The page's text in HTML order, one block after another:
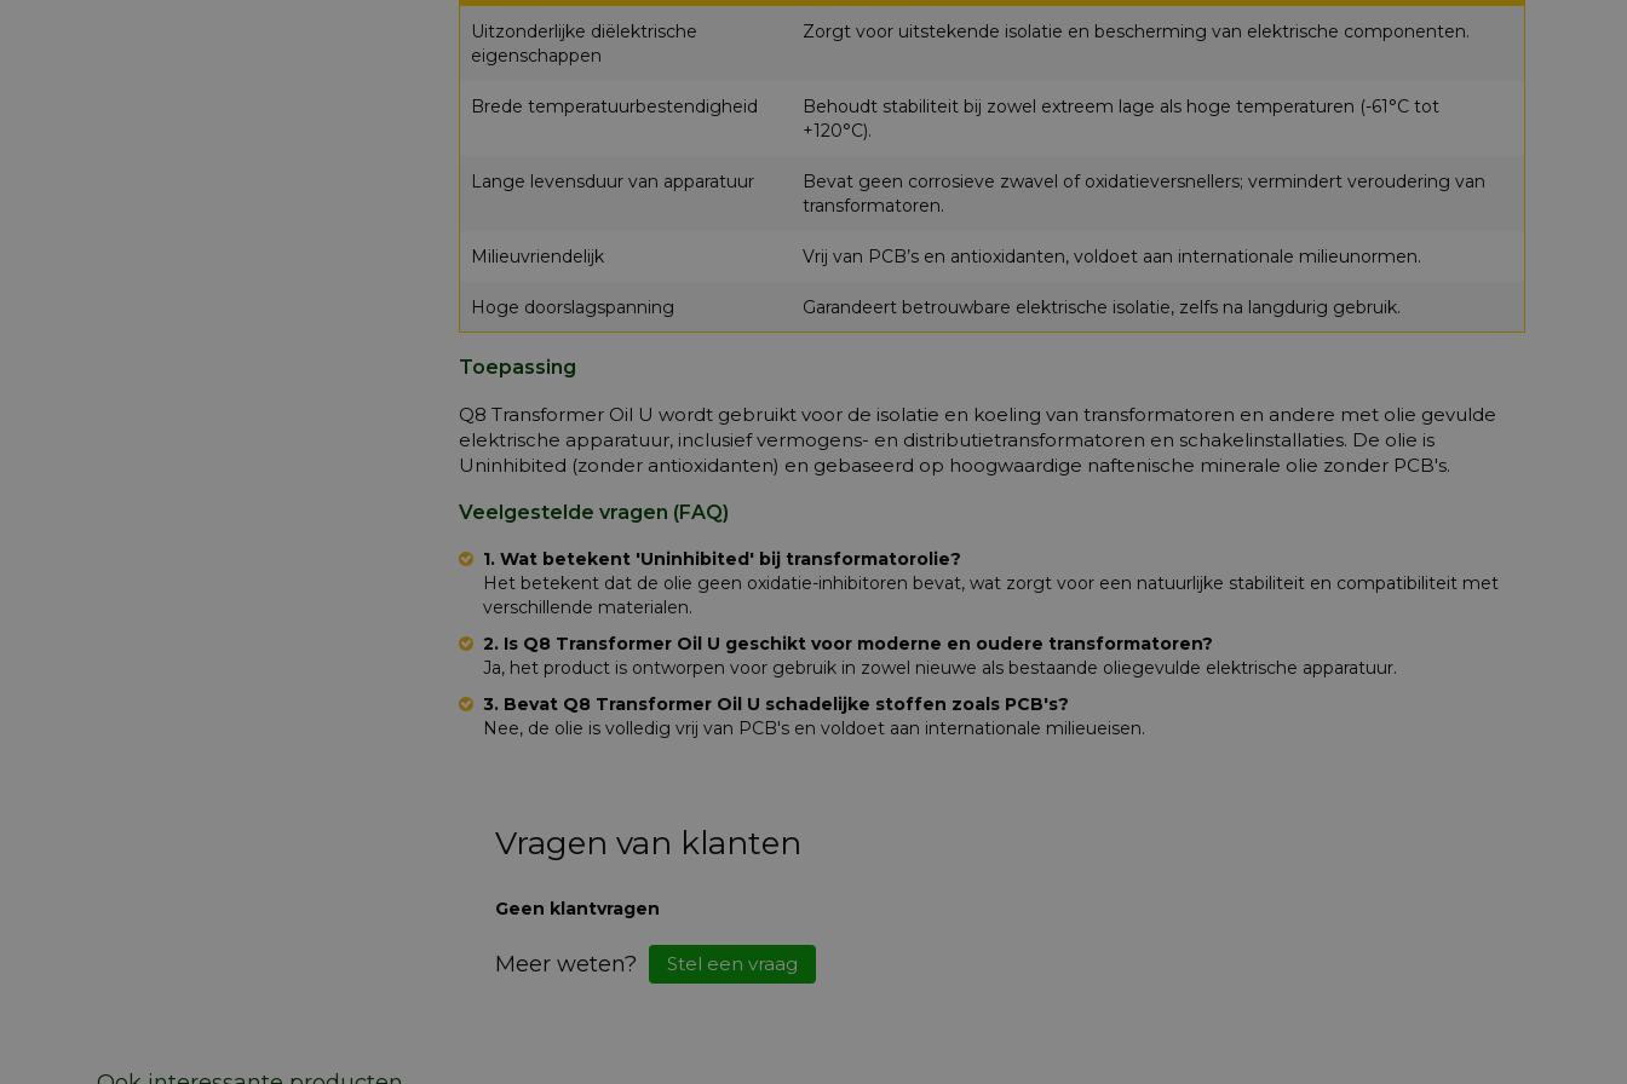
Uitzonderlijke diëlektrische
eigenschappen
Zorgt voor uitstekende isolatie en bescherming van elektrische componenten.
Brede temperatuurbestendigheid
Behoudt stabiliteit bij zowel extreem lage als hoge temperaturen (-61°C tot
+120°C).
Lange levensduur van apparatuur
Bevat geen corrosieve zwavel of oxidatieversnellers; vermindert veroudering van
transformatoren.
Milieuvriendelijk Vrij van PCB’s en antioxidanten, voldoet aan internationale milieunormen.
Hoge doorslagspanning Garandeert betrouwbare elektrische isolatie, zelfs na langdurig gebruik.
Toepassing
Q8 Transformer Oil U wordt gebruikt voor de isolatie en koeling van transformatoren en andere met olie gevulde
elektrische apparatuur, inclusief vermogens- en distributietransformatoren en schakelinstallaties. De olie is
Uninhibited (zonder antioxidanten) en gebaseerd op hoogwaardige naftenische minerale olie zonder PCB's.
Veelgestelde vragen (FAQ)
1. Wat betekent 'Uninhibited' bij transformatorolie?
Het betekent dat de olie geen oxidatie-inhibitoren bevat, wat zorgt voor een natuurlijke stabiliteit en compatibiliteit met
verschillende materialen.
2. Is Q8 Transformer Oil U geschikt voor moderne en oudere transformatoren?
Ja, het product is ontworpen voor gebruik in zowel nieuwe als bestaande oliegevulde elektrische apparatuur.
3. Bevat Q8 Transformer Oil U schadelijke stoffen zoals PCB's?
Nee, de olie is volledig vrij van PCB's en voldoet aan internationale milieueisen.
Vragen van klanten
Geen klantvragen
Meer weten? Stel een vraag